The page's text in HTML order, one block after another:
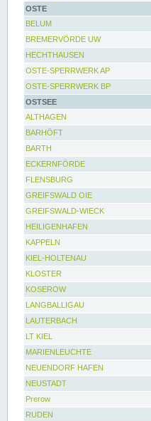
OSTE
BELUM
BREMERVÖRDE UW
HECHTHAUSEN
OSTE-SPERRWERK AP
OSTE-SPERRWERK BP
OSTSEE
ALTHAGEN
BARHÖFT
BARTH
ECKERNFÖRDE
FLENSBURG
GREIFSWALD OIE
GREIFSWALD-WIECK
HEILIGENHAFEN
KAPPELN
KIEL-HOLTENAU
KLOSTER
KOSEROW
LANGBALLIGAU
LAUTERBACH
LT KIEL
MARIENLEUCHTE
NEUENDORF HAFEN
NEUSTADT
Prerow
RUDEN